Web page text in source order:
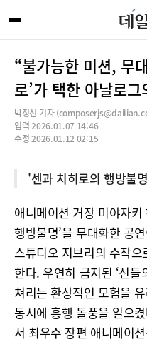
“불가능한 미션, 무
로’가 택한 아날로
박정선 기자
입력 2026.01.07 14:46
수정 2026.01.12 02:15
'센과 치히로의 행방불
애니메이션 거장 미야자
행방불명’을 무대화한 공
스튜디오 지브리의 수작
한다. 우연히 금지된 ‘신
쳐리는 환상적인 모험을
동시에 흥행 돌풍을 일으
서 최우수 장편 애니메이